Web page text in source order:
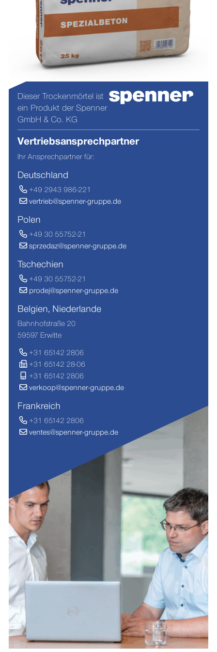
Dieser Trockenmörtel ist
ein Produkt der Spenner
GmbH & Co. KG
Vertriebsansprechpartner
Ihr Ansprechpartner für:
Deutschland
+49 2943 986-221
vertrieb@spenner-gruppe.de
Polen
+49 30 55752-21
sprzedaz@spenner-gruppe.de
Tschechien
+49 30 55752-21
prodej@spenner-gruppe.de
Belgien, Niederlande
Bahnhofstraße 20
59597 Erwitte
+31 65142 2806
+31 65142 28-06
+31 65142 2806
verkoop@spenner-gruppe.de
Frankreich
+31 65142 2806
ventes@spenner-gruppe.de